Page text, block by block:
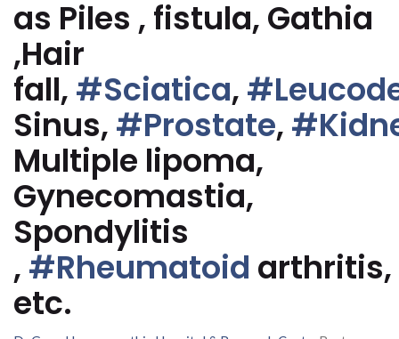
as Piles , fistula, Gathia
,Hair
fall, #Sciatica,
Sinus, #Prostate,
Multiple lipoma,
Gynecomastia,
Spondylitis
, #Rheumatoid arthritis,
etc.